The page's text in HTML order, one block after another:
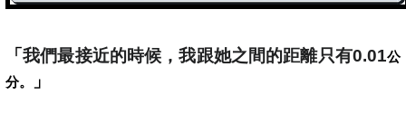
「我們最接近的時候，我跟她之間的距離只有0.01公
分。
」